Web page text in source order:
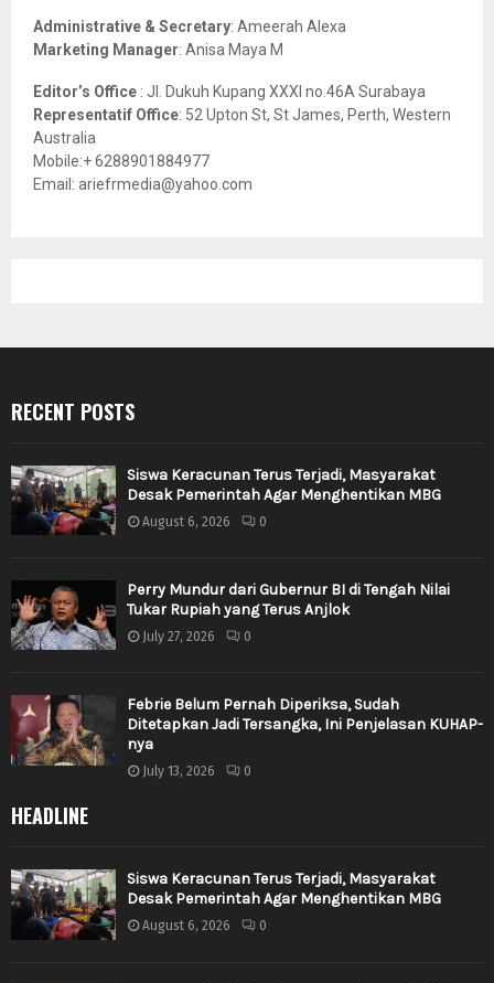
Administrative & Secretary: Ameerah Alexa
Marketing Manager: Anisa Maya M
Editor’s Office : Jl. Dukuh Kupang XXXI no.46A Surabaya
Representatif Office: 52 Upton St, St James, Perth, Western
Australia
Mobile:+ 6288901884977
Email: ariefrmedia@yahoo.com
RECENT POSTS
Siswa Keracunan Terus Terjadi, Masyarakat
Desak Pemerintah Agar Menghentikan MBG
August 6, 2026 0
Perry Mundur dari Gubernur BI di Tengah Nilai
Tukar Rupiah yang Terus Anjlok
July 27, 2026 0
Febrie Belum Pernah Diperiksa, Sudah
Ditetapkan Jadi Tersangka, Ini Penjelasan KUHAP-
nya
July 13, 2026 0
HEADLINE
Siswa Keracunan Terus Terjadi, Masyarakat
Desak Pemerintah Agar Menghentikan MBG
August 6, 2026 0